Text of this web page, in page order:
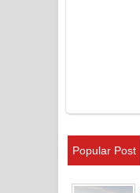
Popular Post